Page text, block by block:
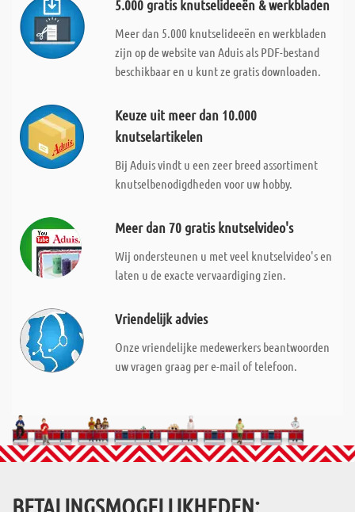
5.000 gratis knutselideeën & werkbladen
Meer dan 5.000 knutselideeën en werkbladen
zijn op de website van Aduis als PDF-bestand
beschikbaar en u kunt ze gratis downloaden.
Keuze uit meer dan 10.000
knutselartikelen
Bij Aduis vindt u een zeer breed assortiment
knutselbenodigdheden voor uw hobby.
Meer dan 70 gratis knutselvideo's
Wij ondersteunen u met veel knutselvideo's en
laten u de exacte vervaardiging zien.
Vriendelijk advies
Onze vriendelijke medewerkers beantwoorden
uw vragen graag per e-mail of telefoon.
BETALINGSMOGELIJKHEDEN: